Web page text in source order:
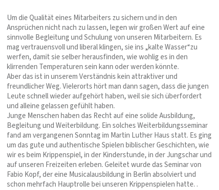
Um die Qualität eines Mitarbeiters zu sichern und in den
Ansprüchen nicht nach zu lassen, legen wir großen Wert auf eine
sinnvolle Begleitung und Schulung von unseren Mitarbeitern. Es
mag vertrauensvoll und liberal klingen, sie ins „kalte Wasser“zu
werfen, damit sie selber herausfinden, wie wohlig es in den
klirrenden Temperaturen sein kann oder werden könnte.
Aber das ist in unserem Verständnis kein attraktiver und
freundlicher Weg. Vielerorts hört man dann sagen, dass die jungen
Leute schnell wieder aufgehört haben, weil sie sich überfordert
und alleine gelassen gefühlt haben.
Junge Menschen haben das Recht auf eine solide Ausbildung,
Begleitung und Weiterbildung. Ein solches Weiterbildungsseminar
fand am vergangenen Sonntag im Martin Luther Haus statt. Es ging
um das gute und authentische Spielen biblischer Geschichten, wie
wir es beim Krippenspiel, in der Kinderstunde, in der Jungschar und
auf unseren Freizeiten erleben. Geleitet wurde das Seminar von
Fabio Kopf, der eine Musicalausbildung in Berlin absolviert und
schon mehrfach Hauptrolle bei unseren Krippenspielen hatte. .